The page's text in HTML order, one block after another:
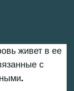
живет в ее
с